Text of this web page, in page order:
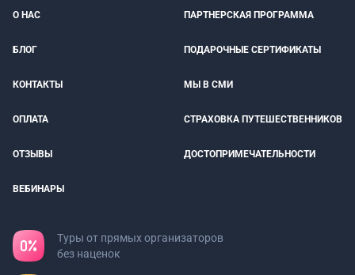
О НАС ПАРТНЕРСКАЯ ПРОГРАММА
БЛОГ ПОДАРОЧНЫЕ СЕРТИФИКАТЫ
КОНТАКТЫ МЫ В СМИ
ОПЛАТА СТРАХОВКА ПУТЕШЕСТВЕННИКОВ
ОТЗЫВЫ ДОСТОПРИМЕЧАТЕЛЬНОСТИ
ВЕБИНАРЫ
Туры от прямых организаторов
без наценок